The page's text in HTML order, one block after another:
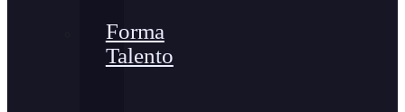
Forma
Talento